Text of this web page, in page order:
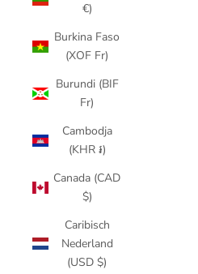
€)
Burkina Faso
(XOF Fr)
Burundi (BIF
Fr)
Cambodja
(KHR ៛)
Canada (CAD
$)
Caribisch
Nederland
(USD $)